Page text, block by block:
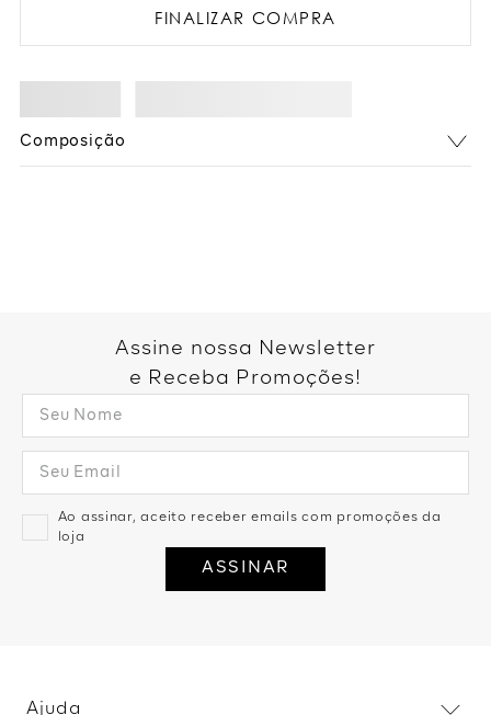
FINALIZAR COMPRA
Composição
Assine nossa Newsletter
e Receba Promoções!
Ao assinar, aceito receber emails com promoções da
loja
ASSINAR
Ajuda